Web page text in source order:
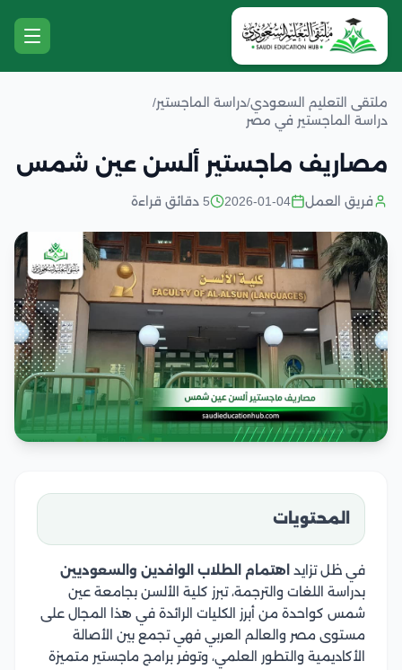
ملتقى التعليم السعودي/دراسة الماجستير/
دراسة الماجستير في مصر
مصاريف ماجستير ألسن عين شمس
فريق العمل 2026-01-04 5 دقائق قراءة
المحتويات
في ظل تزايد اهتمام الطلاب الوافدين والسعوديين
بدراسة اللغات والترجمة، تبرز كلية الألسن بجامعة عين
شمس كواحدة من أبرز الكليات الرائدة في هذا المجال على
مستوى مصر والعالم العربي فهي تجمع بين الأصالة
الأكاديمية والتطور العلمي، وتوفر برامج ماجستير متميزة